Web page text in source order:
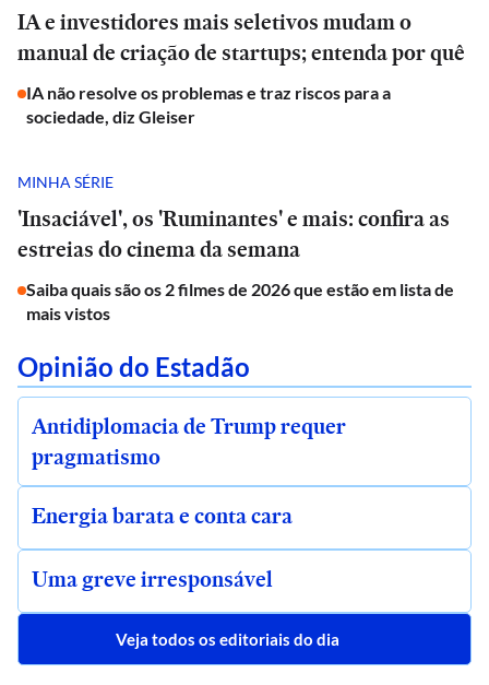
IA e investidores mais seletivos mudam o
manual de criação de startups; entenda por quê
IA não resolve os problemas e traz riscos para a
sociedade, diz Gleiser
MINHA SÉRIE
'Insaciável', os 'Ruminantes' e mais: confira as
estreias do cinema da semana
Saiba quais são os 2 filmes de 2026 que estão em lista de
mais vistos
Opinião do Estadão
Antidiplomacia de Trump requer
pragmatismo
Energia barata e conta cara
Uma greve irresponsável
Veja todos os editoriais do dia